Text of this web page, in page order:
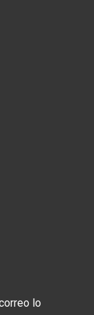
lo